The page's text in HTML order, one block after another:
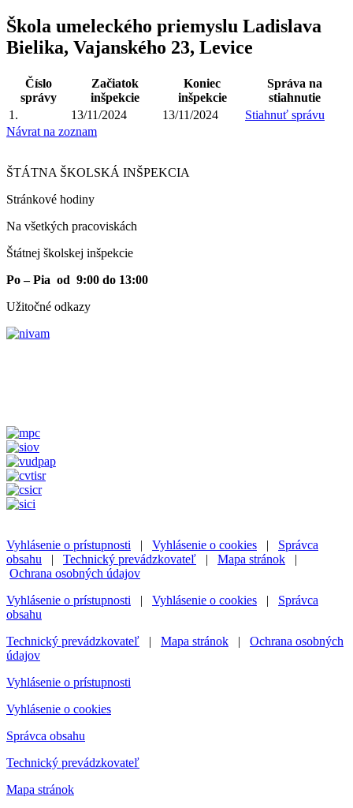
Škola umeleckého priemyslu Ladislava
Bielika, Vajanského 23, Levice
Číslo
správy
Začiatok
inšpekcie
Koniec
inšpekcie
Správa na
stiahnutie
1.
13/11/2024 13/11/2024
Stiahnuť správu
Návrat na zoznam
ŠTÁTNA ŠKOLSKÁ INŠPEKCIA
Stránkové hodiny​
Na všetkých pracoviskách
Štátnej školskej inšpekcie
Po – Pia od 9:00 do 13:00
Užitočné odkazy
Vyhlásenie o prístupnosti | Vyhlásenie o cookies | Správca
obsahu | Technický prevádzkovateľ | Mapa stránok |
Ochrana osobných údajov
Vyhlásenie o prístupnosti | Vyhlásenie o cookies | Správca
obsahu
Technický prevádzkovateľ | Mapa stránok | Ochrana osobných
údajov
Vyhlásenie o prístupnosti
Vyhlásenie o cookies
Správca obsahu
Technický prevádzkovateľ
Mapa stránok